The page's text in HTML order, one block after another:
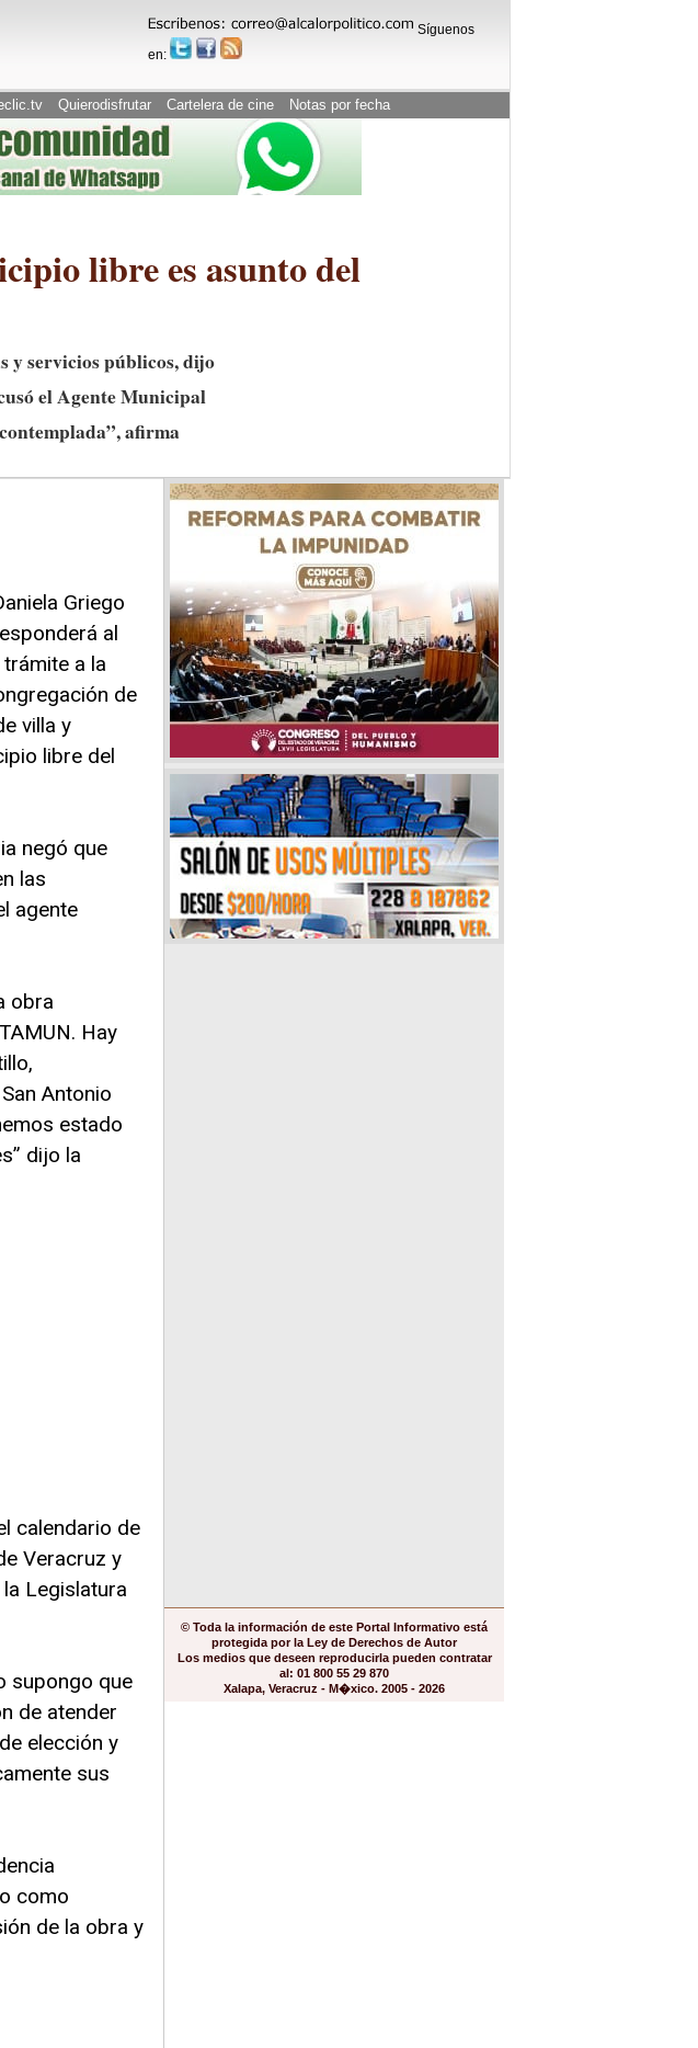
Síguenos
en:
Quierodisfrutar Cartelera de cine Notas por fecha
libre es asunto del
y servicios públicos, dijo
el Agente Municipal
afirma
Griego
al
a la
de
villa y
libre del
negó que
las
agente
obra
Hay
Antonio
estado
dijo la
calendario de
Veracruz y
Legislatura
supongo que
de atender
elección y
sus
como
de la obra y
© Toda la información de este Portal Informativo está
protegida por la Ley de Derechos de Autor
Los medios que deseen reproducirla pueden contratar
al: 01 800 55 29 870
Xalapa, Veracruz - M�xico. 2005 - 2026